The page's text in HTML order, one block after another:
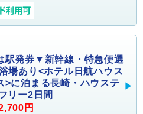
駅発券▼新幹線・特急便選
場あり<ホテル日航ハウス
>に泊まる長崎・ハウステ
リー2日間
円